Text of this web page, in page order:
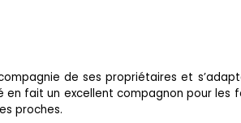
de ses propriétaires et
fait un excellent compagnon pour les
proches.